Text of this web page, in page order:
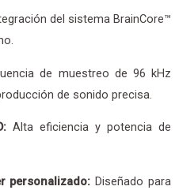
del sistema BrainCore™
de muestreo de 96 kHz
de sonido precisa.
Alta eficiencia y potencia de
personalizado: Diseñado para